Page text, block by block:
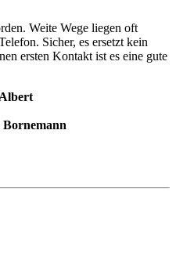
Weite Wege liegen oft
Sicher, es ersetzt kein
ersten Kontakt ist es eine gute